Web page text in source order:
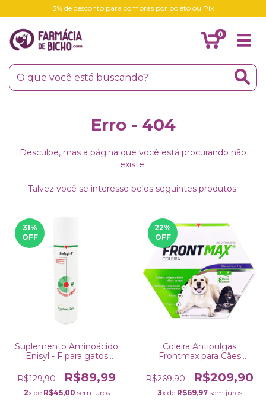
3% de desconto para compras por boleto ou Pix
0
Erro - 404
Desculpe, mas a página que você está procurando não
existe.
Talvez você se interesse pelos seguintes produtos.
31%
OFF
Suplemento Aminoácido
Enisyl - F para gatos
R$129,90
R$89,99
2x de R$45,00 sem juros
22%
OFF
Coleira Antipulgas
Frontmax para Cães
Vetoquinol
R$269,90 R$209,90
3x de R$69,97sem juros